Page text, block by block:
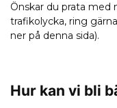
Önskar du prata med
trafikolycka, ring
ner på denna sida).
Hur kan vi bli